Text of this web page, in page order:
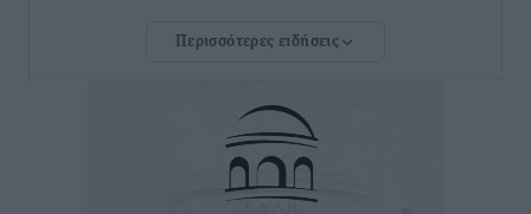
ΣΕΤΕ: Σημαντική θεσμική εξέλιξη η ΚΥΑ για το ΕΧΠ
Γ. Χατζημάρκος: “Δύο μεγάλες δεσμεύσεις
Γεωργιάδη” – Κίνητρα για τους γιατρούς των νησιών
Περισσότερες ειδήσεις